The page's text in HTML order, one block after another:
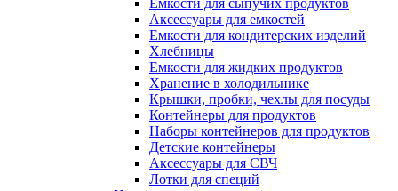
Аксессуары для емкостей
Емкости для кондитерских изделий
Хлебницы
Емкости для жидких продуктов
Хранение в холодильнике
Крышки, пробки, чехлы для посуды
Контейнеры для продуктов
Наборы контейнеров для продуктов
Детские контейнеры
Аксессуары для СВЧ
Лотки для специй